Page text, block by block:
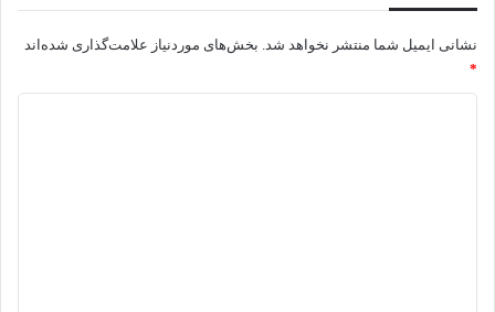
نشانی ایمیل شما منتشر نخواهد شد. بخش‌های موردنیاز علامت‌گذاری شده‌اند
*